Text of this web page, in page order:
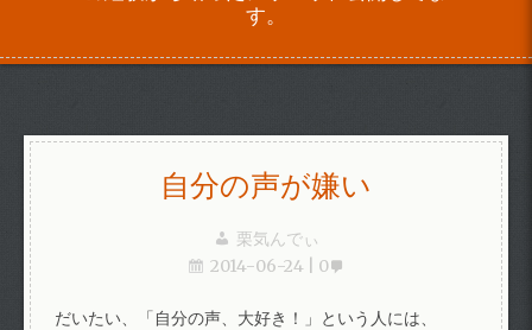
す。
自分の声が嫌い
栗気んでぃ
2014-06-24
0
だいたい、「自分の声、大好き！」という人には、